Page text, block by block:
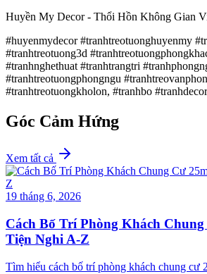
Huyền My Decor - Thổi Hồn Không Gian
#huyenmydecor #tranhtreotuonghuyenmy
#tranhtreotuong3d
#tranhnghethuat #tranhtrangtri
#tranhtreotuongphongngu
#tranhtreotuongkholon, #tranhbo #tranhdecor
Góc Cảm Hứng
Xem tất cả
19 tháng 6, 2026
Cách Bố Trí Phòng Khách
Tiện Nghi A-Z
Tìm hiểu cách bố trí phòng khách chung cư